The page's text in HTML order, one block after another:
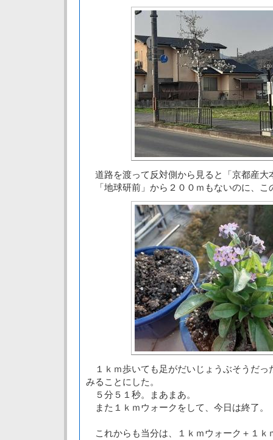
道路を渡って反対側から見ると「京都産大
「地球研前」から２００ｍもないのに、こ
１ｋｍ歩いても足がだいじょうぶそうだっ
みることにした。
５分５１秒。まあまあ。
また１ｋｍウォークをして、今日は終了。
これからも当分は、１ｋｍウォーク＋１ｋ